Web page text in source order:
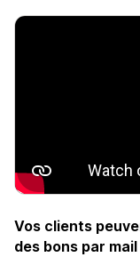
Vos clients
des bons par